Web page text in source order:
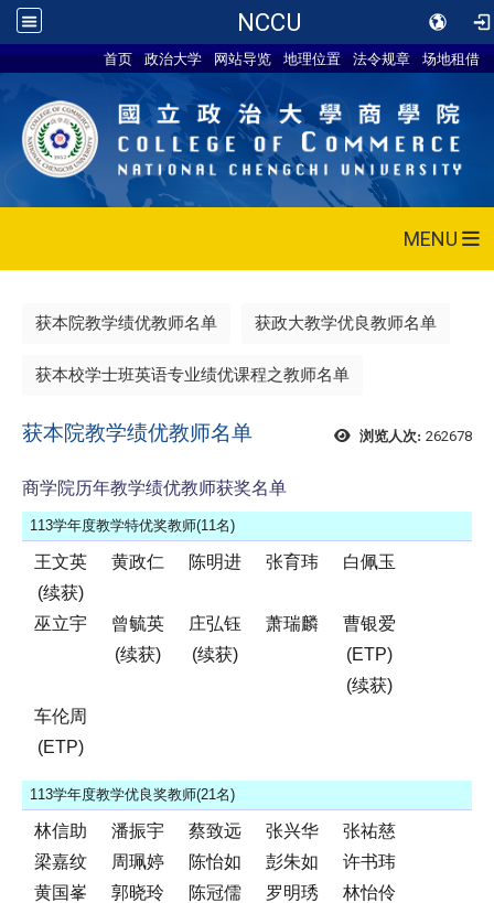
NCCU
首页 政治大学 网站导览 地理位置 法令规章 场地租借
MENU
获本院教学绩优教师名单 获政大教学优良教师名单
获本校学士班英语专业绩优课程之教师名单
浏览人次: 262678
获本院教学绩优教师名单
商学院历年教学绩优教师获奖名单
113学年度教学特优奖教师(11名)
王文英
(续获)
黄政仁 陈明进 张育玮 白佩玉
巫立宇
曾毓英
(续获)
庄弘钰
(续获)
萧瑞麟
曹银爱
(ETP)
(续获)
车伦周
(ETP)
113学年度教学优良奖教师(21名)
林信助 潘振宇 蔡致远 张兴华
张祐慈
梁嘉纹
周珮婷 陈怡如 彭朱如
许书玮
黄国峯
郭晓玲 陈冠儒 罗明琇
林怡伶